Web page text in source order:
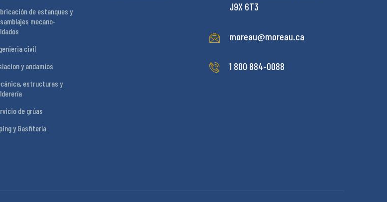
de estanques y
mecano-
civil
y andamios
estructuras y
de grúas
y Gasfitería
J9X 6T3
moreau@moreau.ca
1 800 884-0088